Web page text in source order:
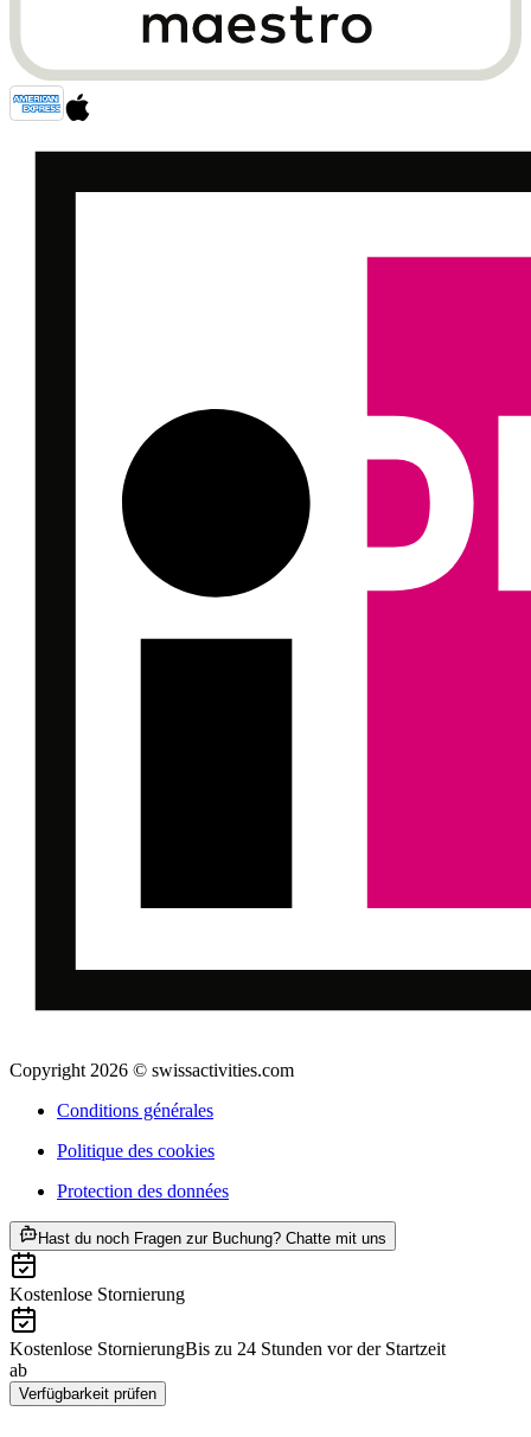
Copyright 2026 © swissactivities.com
Conditions générales
Politique des cookies
Protection des données
Hast du noch Fragen zur Buchung? Chatte mit uns
Kostenlose Stornierung
Kostenlose StornierungBis zu 24 Stunden vor der Startzeit
ab
Verfügbarkeit prüfen